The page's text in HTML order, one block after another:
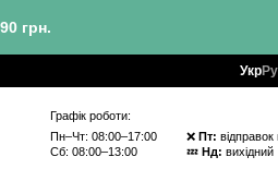
грн.
Укр
Графік роботи:
Пн–Чт: 08:00–17:00 ❌ Пт:
Сб: 08:00–13:00 💤 Нд: вихідний